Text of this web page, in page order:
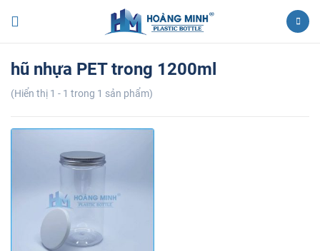
hũ nhựa PET trong 1200ml
(Hiển thị 1 - 1 trong 1 sản phẩm)